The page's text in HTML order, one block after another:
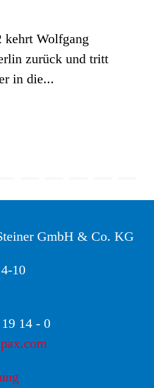
kehrt Wolfgang
zurück und tritt
in die...
GmbH & Co. KG
10
14 - 0